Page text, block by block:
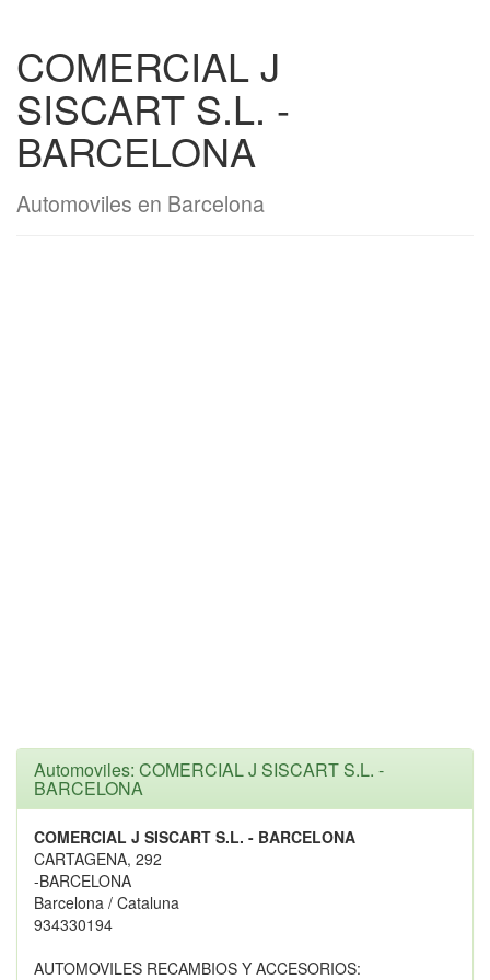
COMERCIAL J
SISCART S.L. -
BARCELONA
Automoviles en Barcelona
Automoviles: COMERCIAL J SISCART S.L. -
BARCELONA
COMERCIAL J SISCART S.L. - BARCELONA
CARTAGENA, 292
-BARCELONA
Barcelona / Cataluna
934330194
AUTOMOVILES RECAMBIOS Y ACCESORIOS: